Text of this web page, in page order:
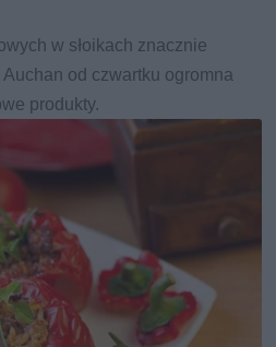
w słoikach znacznie
od czwartku ogromna
produkty.